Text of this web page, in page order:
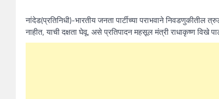
नांदेड(प्रतिनिधी)-भारतीय जनता पार्टीच्या पराभवाने
नाहीत, याची दक्षता घेवू, असे प्रतिपादन महसूल मंत्री राधाकृष्ण विखे